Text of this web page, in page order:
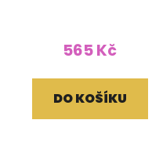
565 Kč
DO KOŠÍKU